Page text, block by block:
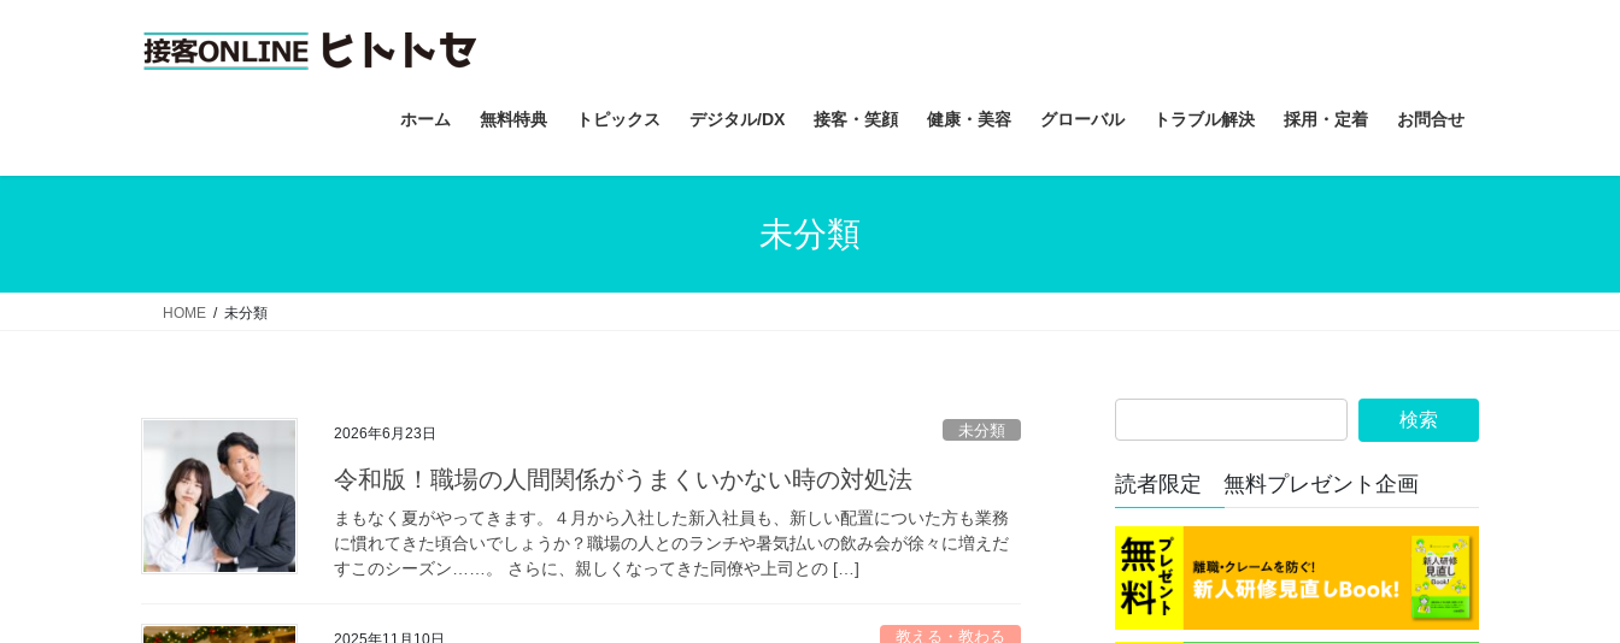
ホーム 無料特典 トピックス デジタル/DX 接客・笑顔 健康・美容 グローバル トラブル解決 採用・定着 お問合せ
未分類
HOME 未分類
2026年6月23日 未分類
令和版！職場の人間関係がうまくいかない時の対処法
まもなく夏がやってきます。４月から入社した新入社員も、新しい配置についた方も業務
に慣れてきた頃合いでしょうか？職場の人とのランチや暑気払いの飲み会が徐々に増えだ
すこのシーズン……。 さらに、親しくなってきた同僚や上司との […]
2025年11月10日 教える・教わる
読者限定 無料プレゼント企画